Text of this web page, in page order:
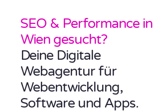
SEO & Performance in
Wien gesucht?
Deine Digitale
Webagentur für
Webentwicklung,
Software und Apps.